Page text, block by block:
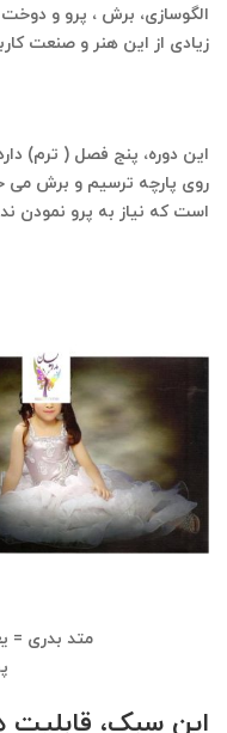
الگوسازی، برش ، پرو و
زیادی از این هنر و صنعت
این دوره، پنج فصل ( ترم)
روی پارچه ترسیم و برش می
است که نیاز به پرو نمودن
متد بدری =
این سبک، قابلیت